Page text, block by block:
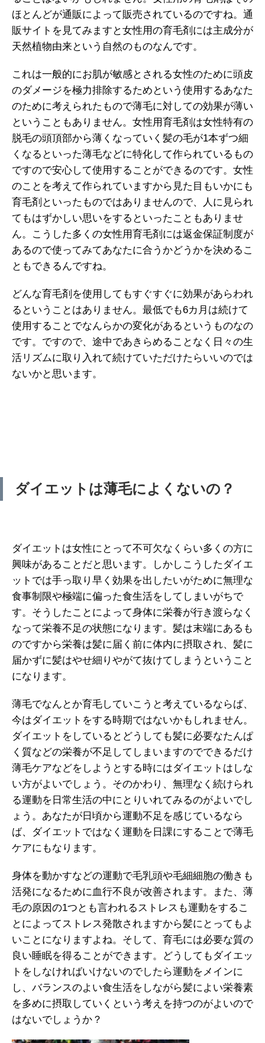
ほとんどが通販によって販売されているのですね。通
販サイトを見てみますと女性用の育毛剤には主成分が
天然植物由来という自然のものなんです。
これは一般的にお肌が敏感とされる女性のために頭皮
のダメージを極力排除するためという使用するあなた
のために考えられたもので薄毛に対しての効果が薄い
ということもありません。女性用育毛剤は女性特有の
脱毛の頭頂部から薄くなっていく髪の毛が1本ずつ細
くなるといった薄毛などに特化して作られているもの
ですので安心して使用することができるのです。女性
のことを考えて作られていますから見た目もいかにも
育毛剤といったものではありませんので、人に見られ
てもはずかしい思いをするといったこともありませ
ん。こうした多くの女性用育毛剤には返金保証制度が
あるので使ってみてあなたに合うかどうかを決めるこ
ともできるんですね。
どんな育毛剤を使用してもすぐすぐに効果があらわれ
るということはありません。最低でも6カ月は続けて
使用することでなんらかの変化があるというものなの
です。ですので、途中であきらめることなく日々の生
活リズムに取り入れて続けていただけたらいいのでは
ないかと思います。
ダイエットは薄毛によくないの？
ダイエットは女性にとって不可欠なくらい多くの方に
興味があることだと思います。しかしこうしたダイエ
ットでは手っ取り早く効果を出したいがために無理な
食事制限や極端に偏った食生活をしてしまいがちで
す。そうしたことによって身体に栄養が行き渡らなく
なって栄養不足の状態になります。髪は末端にあるも
のですから栄養は髪に届く前に体内に摂取され、髪に
届かずに髪はやせ細りやがて抜けてしまうということ
になります。
薄毛でなんとか育毛していこうと考えているならば、
今はダイエットをする時期ではないかもしれません。
ダイエットをしているとどうしても髪に必要なたんぱ
く質などの栄養が不足してしまいますのでできるだけ
薄毛ケアなどをしようとする時にはダイエットはしな
い方がよいでしょう。そのかわり、無理なく続けられ
る運動を日常生活の中にとりいれてみるのがよいでし
ょう。あなたが日頃から運動不足を感じているなら
ば、ダイエットではなく運動を日課にすることで薄毛
ケアにもなります。
身体を動かすなどの運動で毛乳頭や毛細細胞の働きも
活発になるために血行不良が改善されます。また、薄
毛の原因の1つとも言われるストレスも運動をするこ
とによってストレス発散されますから髪にとってもよ
いことになりますよね。そして、育毛には必要な質の
良い睡眠を得ることができます。どうしてもダイエッ
トをしなければいけないのでしたら運動をメインに
し、バランスのよい食生活をしながら髪によい栄養素
を多めに摂取していくという考えを持つのがよいので
はないでしょうか？